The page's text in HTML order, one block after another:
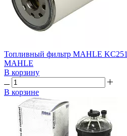
Топливный фильтр MAHLE KC251
MAHLE
В корзину
В корзине